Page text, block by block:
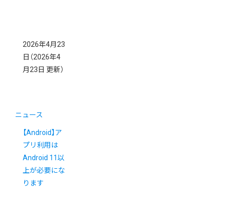
2026年4月23
日 （2026年4
月23日 更新）
ニュース
【Android】ア
プリ利用は
Android 11以
上が必要にな
ります